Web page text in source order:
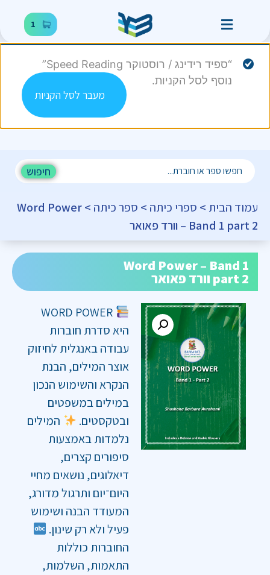
1
“ספיד רידינג / רוסטוקר Speed Reading”
נוסף לסל הקניות.
מעבר לסל הקניות
חיפוש
עמוד הבית > ספרי כיתה > ספר כיתה
> Word Power
– Band 1 part 2 וורד פאואר
Word Power – Band 1
part 2 וורד פאואר
WORD POWER
היא סדרת חוברות
עבודה באנגלית לחיזוק
אוצר המילים, הבנת
הנקרא והשימוש הנכון
במילים במשפטים
ובטקסטים.
המילים
נלמדות באמצעות
סיפורים קצרים,
דיאלוגים, נושאים מחיי
היום־יום ותרגול מדורג,
המעודד הבנה ושימוש
פעיל ולא רק שינון.
החוברות כוללות
התאמות, השלמות,